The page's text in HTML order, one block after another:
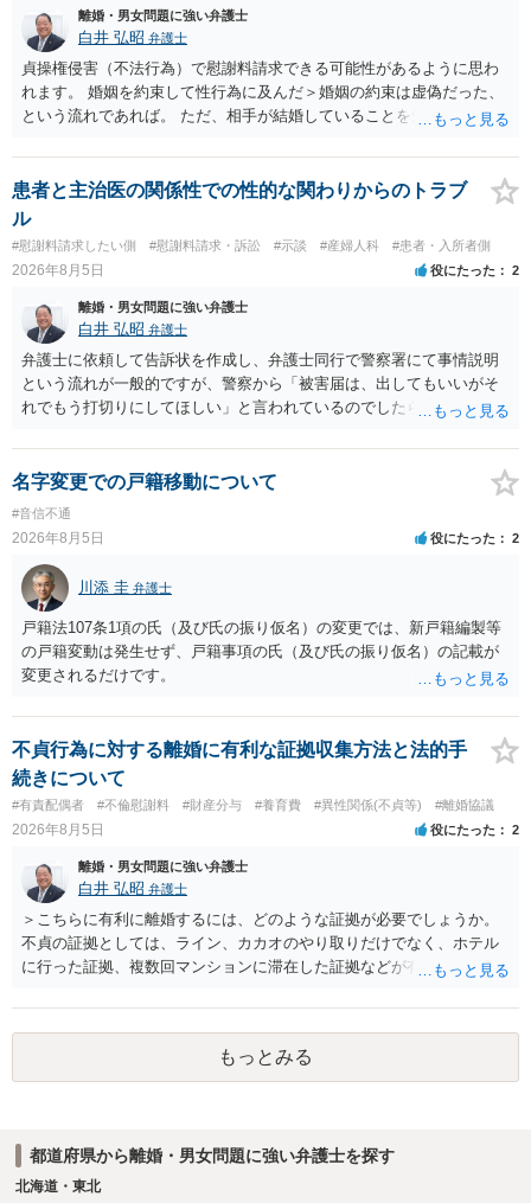
足下を見られてしまいますので、注意する必要があります。 夫が離婚
に抵抗する可能性が高いのであれば、むしろ淡々と調停不成立にして
離婚訴訟で離婚原因を主張し、判決へ持っていく方が近道であること
も少なくありません。見通し等を含め、弁護士へ相談・依頼した方が
よいと思います。
離婚・男女問題に強い弁護士
白井 弘昭 弁護士
貞操権侵害（不法行為）で慰謝料請求できる可能性があるように思わ
れます。 婚姻を約束して性行為に及んだ＞婚姻の約束は虚偽だった、
という流れであれば。 ただ、相手が結婚していることを知って行為に
性も認められそうですので、あまり慰謝料は高額にならないように思
われます。 一度、最寄りの弁護士に相談してみてください。
患者と主治医の関係性での性的な関わりからのトラブ
ル
#慰謝料請求したい側 #慰謝料請求・訴訟 #示談 #産婦人科 #患者・入所者側
2026年8月5日 役にたった 2
離婚・男女問題に強い弁護士
白井 弘昭 弁護士
弁護士に依頼して告訴状を作成し、弁護士同行で警察署にて事情説明
という流れが一般的ですが、警察から「被害届は、出してもいいがそ
れでもう打切りにしてほしい」と言われているのでしたら、あまり結
検察庁に訴えるのもありかもしれないですが、実際に捜査をするの
は、結局所轄だと思われますので、やはり結論は変わらないかもしれ
ないです。 一度、最寄りの「刑事に強い」とうたっている弁護士に相
談してみてはいかがでしょうか。 以上、ご参考まで。
名字変更での戸籍移動について
#音信不通
2026年8月5日 役にたった 2
川添 圭 弁護士
戸籍法107条1項の氏（及び氏の振り仮名）の変更では、新戸籍編製等
の戸籍変動は発生せず、戸籍事項の氏（及び氏の振り仮名）の記載が
変更されるだけです。
不貞行為に対する離婚に有利な証拠収集方法と法的手
続きについて
#有責配偶者 #不倫慰謝料 #財産分与 #養育費 #異性関係(不貞等) #離婚協議
2026年8月5日 役にたった 2
離婚・男女問題に強い弁護士
白井 弘昭 弁護士
＞こちらに有利に離婚するには、どのような証拠が必要でしょうか。
不貞の証拠としては、ライン、カカオのやり取りだけでなく、ホテル
に行った証拠、複数回マンションに滞在した証拠などが有効です。 不
婚する、慰謝料をとるなど）ことができると思われます。 ただし、不
貞発覚後、長期間同居を続けると、不貞を許したとの評価につながる
場合がありますので、ご注意ください。 以上、ご参考まで。
もっとみる
都道府県から離婚・男女問題に強い弁護士を探す
北海道・東北